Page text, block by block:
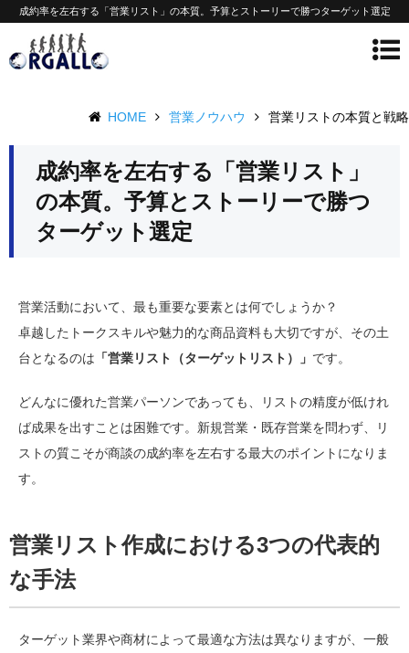
成約率を左右する「営業リスト」の本質。予算とストーリーで勝つターゲット選定
HOME 営業ノウハウ 営業リストの本質と戦略
成約率を左右する「営業リスト」
の本質。予算とストーリーで勝つ
ターゲット選定
営業活動において、最も重要な要素とは何でしょうか？
卓越したトークスキルや魅力的な商品資料も大切ですが、その土
台となるのは 「営業リスト（ターゲットリスト）」 です。
どんなに優れた営業パーソンであっても、リストの精度が低けれ
ば成果を出すことは困難です。新規営業・既存営業を問わず、リ
ストの質こそが商談の成約率を左右する最大のポイントになりま
す。
営業リスト作成における3つの代表的
な手法
ターゲット業界や商材によって最適な方法は異なりますが、一般